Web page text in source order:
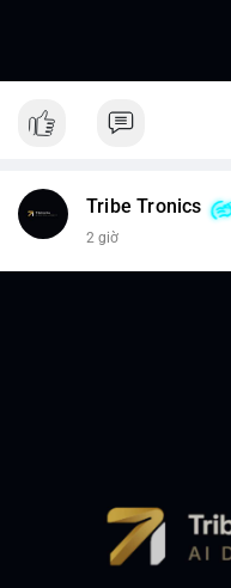
Tribe Tronics
2 giờ